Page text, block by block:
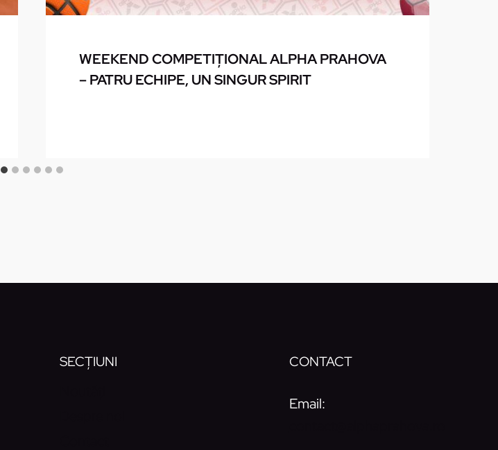
WEEKEND COMPETIȚIONAL ALPHA PRAHOVA
– PATRU ECHIPE, UN SINGUR SPIRIT
SECȚIUNI CONTACT
Email: